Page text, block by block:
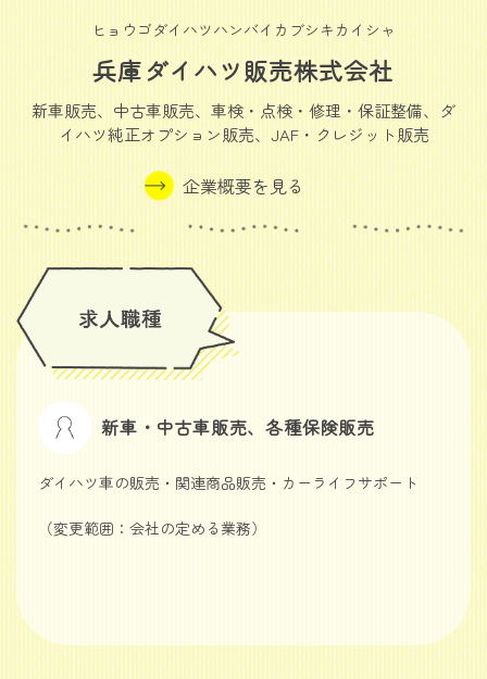
ヒョウゴダイハツハンバイカブシキカイシャ
兵庫ダイハツ販売株式会社
新車販売、中古車販売、車検・点検・修理・保証整備、ダ
イハツ純正オプション販売、JAF・クレジット販売
企業概要を見る
新車・中古車販売、各種保険販売
ダイハツ車の販売・関連商品販売・カーライフサポート
（変更範囲：会社の定める業務）